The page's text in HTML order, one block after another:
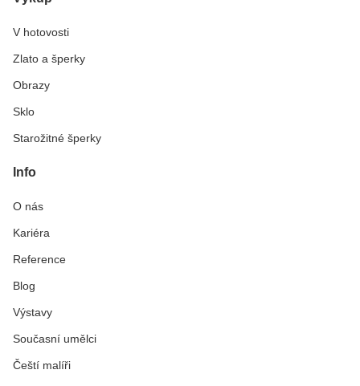
V hotovosti
Zlato a šperky
Obrazy
Sklo
Starožitné šperky
Info
O nás
Kariéra
Reference
Blog
Výstavy
Současní umělci
Čeští malíři